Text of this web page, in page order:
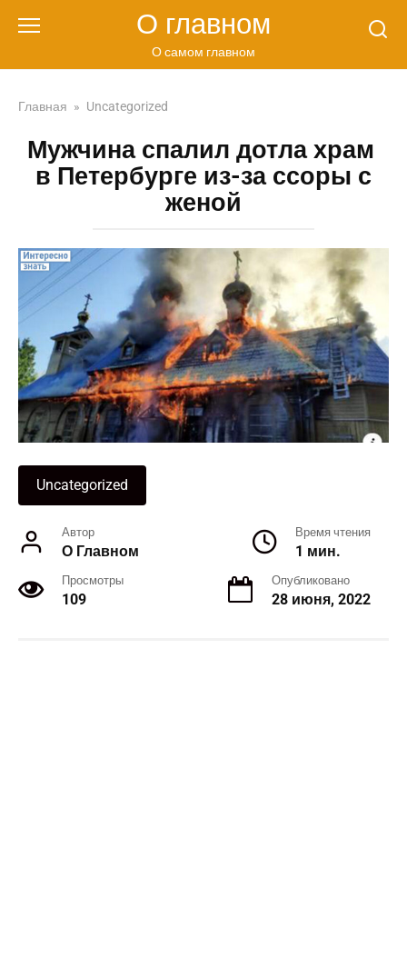
О главном
О самом главном
Главная » Uncategorized
Мужчина спалил дотла храм
в Петербурге из-за ссоры с
женой
Uncategorized
Автор
О Главном
Время чтения
1 мин.
Просмотры
109
Опубликовано
28 июня, 2022